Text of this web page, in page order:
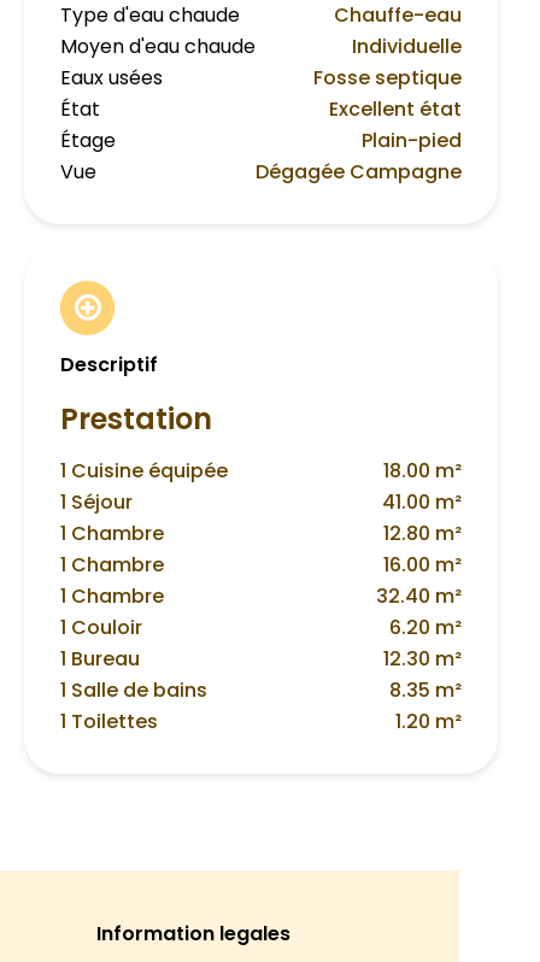
Type d'eau chaude
Chauffe-eau
Moyen d'eau chaude
Individuelle
Eaux usées
Fosse septique
État
Excellent état
Étage
Plain-pied
Vue
Dégagée Campagne
Descriptif
Prestation
1 Cuisine équipée
18.00 m²
1 Séjour
41.00 m²
1 Chambre
12.80 m²
1 Chambre
16.00 m²
1 Chambre
32.40 m²
1 Couloir
6.20 m²
1 Bureau
12.30 m²
1 Salle de bains
8.35 m²
1 Toilettes
1.20 m²
Information legales